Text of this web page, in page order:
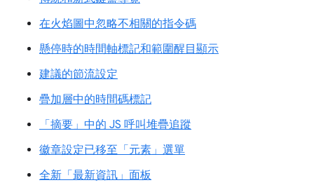
在火焰圖中忽略不相關的指令碼
懸停時的時間軸標記和範圍醒目顯示
建議的節流設定
疊加層中的時間碼標記
「摘要」中的 JS 呼叫堆疊追蹤
徽章設定已移至「元素」選單
全新「最新資訊」面板